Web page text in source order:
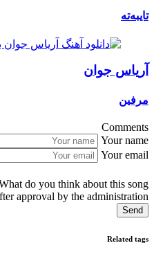
تایبەتە
آریاس جوان
مرفین
Comments
Your name
Your email
do you think about this song
approval by the administration
Send
Related tags